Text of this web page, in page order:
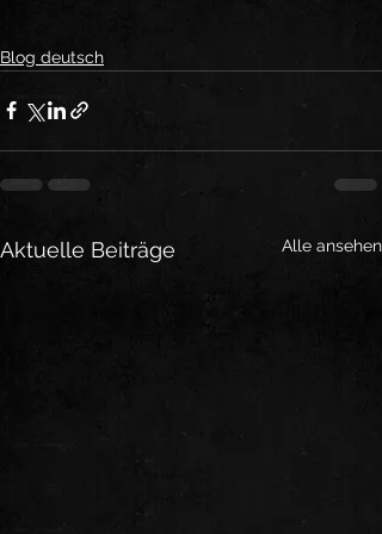
Blog deutsch
Aktuelle Beiträge Alle ansehen